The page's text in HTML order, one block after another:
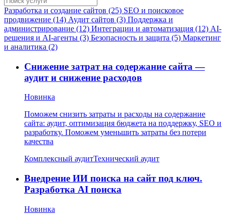
Разработка и создание сайтов (25) SEO и поисковое
продвижение (14) Аудит сайтов (3) Поддержка и
администрирование (12) Интеграции и автоматизация (12) AI-
решения и AI-агенты (3) Безопасность и защита (5) Маркетинг
и аналитика (2)
Снижение затрат на содержание сайта —
аудит и снижение расходов
Новинка
Поможем снизить затраты и расходы на содержание
сайта: аудит, оптимизация бюджета на поддержку, SEO и
разработку. Поможем уменьшить затраты без потери
качества
Комплексный аудитТехнический аудит
Внедрение ИИ поиска на сайт под ключ.
Разработка AI поиска
Новинка